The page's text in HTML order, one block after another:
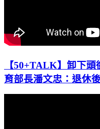
【50+TALK】卸下
育部長潘文忠：退休